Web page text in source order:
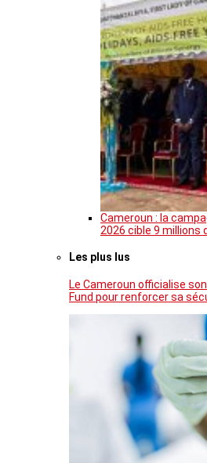
Cameroun : la
2026 cible 9 millions
Les plus lus
Le Cameroun officialise
Fund pour renforcer sa